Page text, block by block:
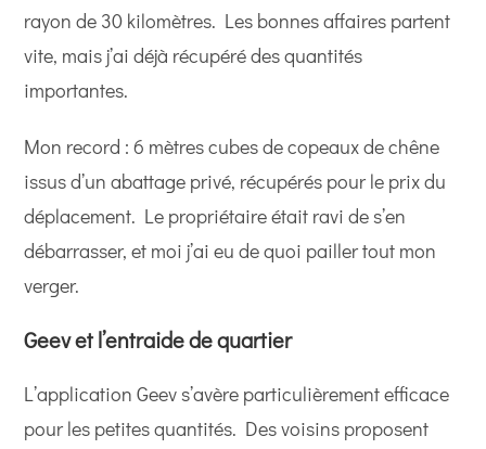
rayon de 30 kilomètres. Les bonnes affaires partent
vite, mais j’ai déjà récupéré des quantités
importantes.
Mon record : 6 mètres cubes de copeaux de chêne
issus d’un abattage privé, récupérés pour le prix du
déplacement. Le propriétaire était ravi de s’en
débarrasser, et moi j’ai eu de quoi pailler tout mon
verger.
Geev et l’entraide de quartier
L’application Geev s’avère particulièrement efficace
pour les petites quantités. Des voisins proposent